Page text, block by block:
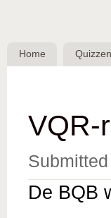
Belgische
QuizBond
Home Quizzen
VQR-
De BQB